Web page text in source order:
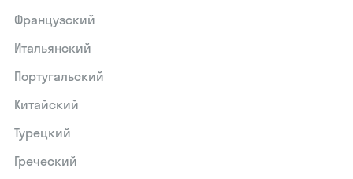
Французский
Итальянский
Португальский
Китайский
Турецкий
Греческий